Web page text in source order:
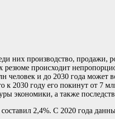
них производство, продажи,
происходит
и до 2030 года может
2030 году его покинут от 7
экономики, а также
2,4%. С 2020 года